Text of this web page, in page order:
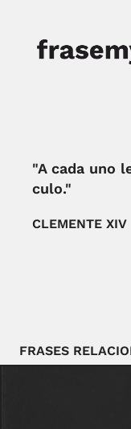
"A cada uno
culo."
CLEMENTE XIV
FRASES